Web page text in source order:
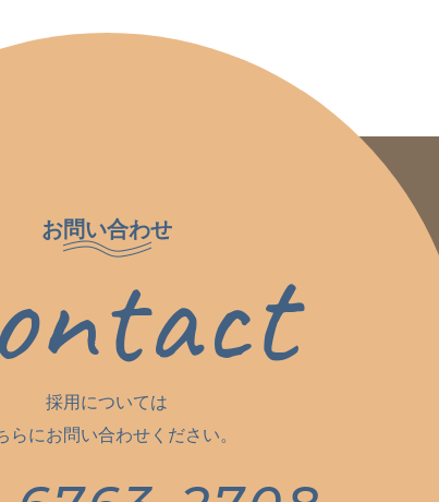
お問い合わせ
採用については
らにお問い合わせください。